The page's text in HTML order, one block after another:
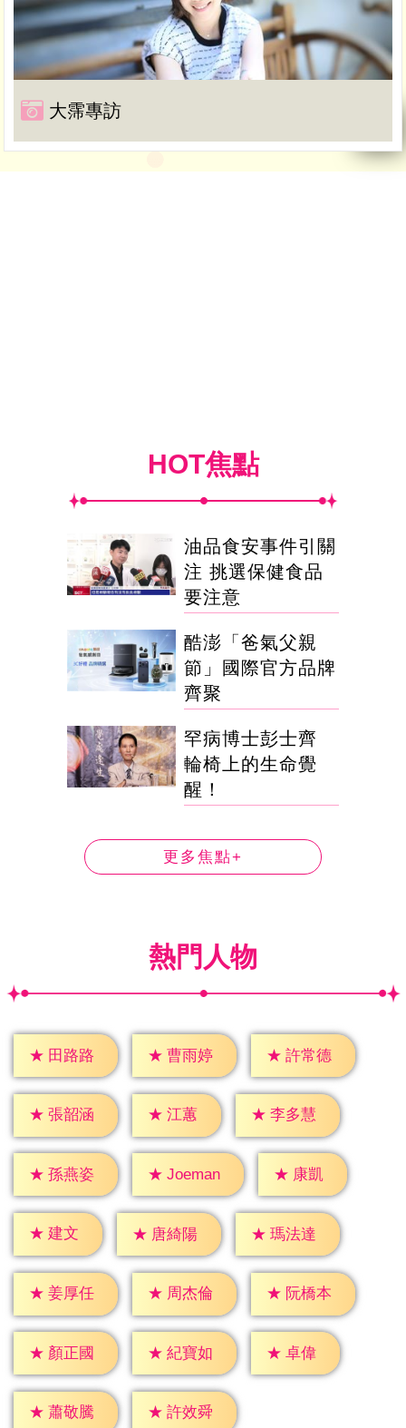
大霈專訪
HOT焦點
油品食安事件引關
注 挑選保健食品
要注意
酷澎「爸氣父親
節」國際官方品牌
齊聚
罕病博士彭士齊
輪椅上的生命覺
醒！
更多焦點+
熱門人物
★ 田路路 ★ 曹雨婷 ★ 許常德
★ 張韶涵 ★ 江蕙 ★ 李多慧
★ 孫燕姿 ★ Joeman ★ 康凱
★ 建文 ★ 唐綺陽 ★ 瑪法達
★ 姜厚任 ★ 周杰倫 ★ 阮橋本
★ 顏正國 ★ 紀寶如 ★ 卓偉
★ 蕭敬騰 ★ 許效舜